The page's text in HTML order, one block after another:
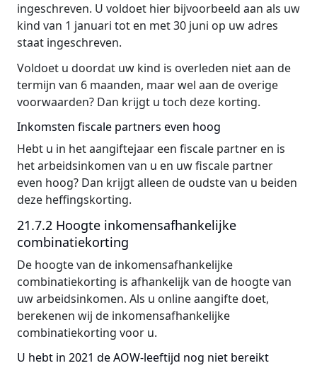
ingeschreven. U voldoet hier bijvoorbeeld aan als uw
kind van 1 januari tot en met 30 juni op uw adres
staat ingeschreven.
Voldoet u doordat uw kind is overleden niet aan de
termijn van 6 maanden, maar wel aan de overige
voorwaarden? Dan krijgt u toch deze korting.
Inkomsten fiscale partners even hoog
Hebt u in het aangiftejaar een fiscale partner en is
het arbeidsinkomen van u en uw fiscale partner
even hoog? Dan krijgt alleen de oudste van u beiden
deze heffingskorting.
21.7.2 Hoogte inkomensafhankelijke
combinatiekorting
De hoogte van de inkomensafhankelijke
combinatiekorting is afhankelijk van de hoogte van
uw arbeidsinkomen. Als u online aangifte doet,
berekenen wij de inkomensafhankelijke
combinatiekorting voor u.
U hebt in 2021 de AOW-leeftijd nog niet bereikt